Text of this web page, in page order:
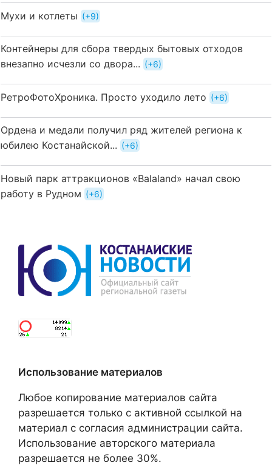
Мухи и котлеты +9
Контейнеры для сбора твердых бытовых отходов
внезапно исчезли со двора...
+6
РетроФотоХроника. Просто уходило лето +6
Ордена и медали получил ряд жителей региона к
юбилею Костанайской...
+6
Новый парк аттракционов «Balaland» начал свою
работу в Рудном
+6
Использование материалов
Любое копирование материалов сайта
разрешается только с активной ссылкой на
материал с согласия администрации сайта.
Использование авторского материала
разрешается не более 30%.